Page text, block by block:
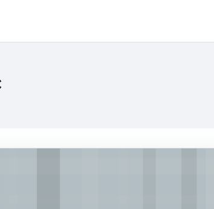
і газу